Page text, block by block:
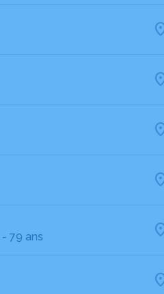
- 79 ans